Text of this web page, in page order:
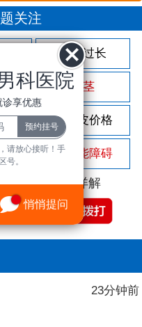
关注
包皮过长
包茎
割包皮价格
性功能障碍
话立即为您详解
23分钟前
科医院
诊享优惠
请放心接听！手
号。
悄悄提问